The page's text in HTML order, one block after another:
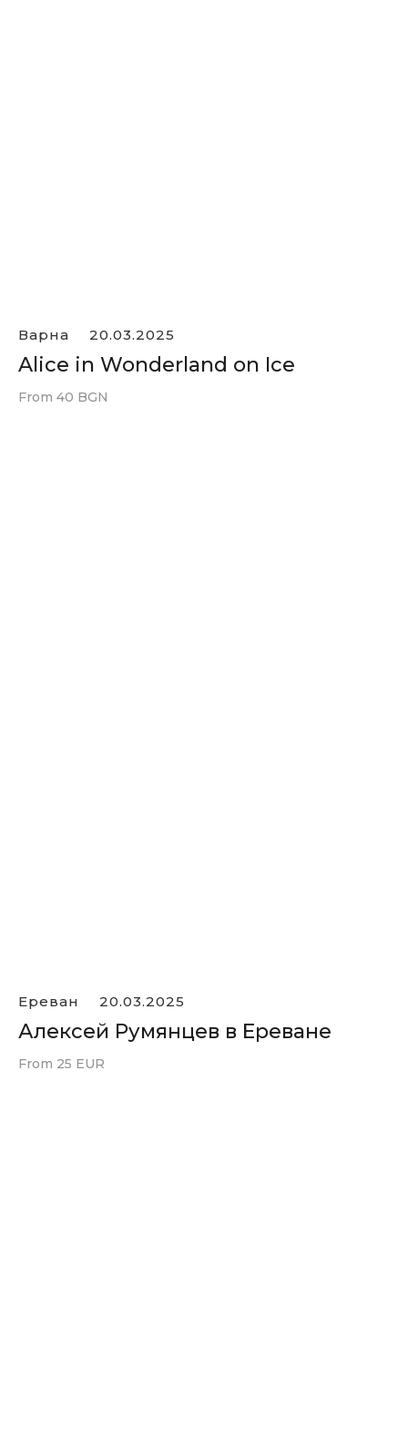
Варна 20.03.2025
Alice in Wonderland on Ice
From 40 BGN
Ереван 20.03.2025
Алексей Румянцев в Ереване
From 25 EUR